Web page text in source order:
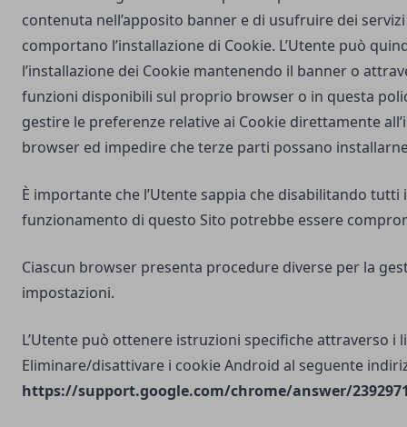
contenuta nell’apposito banner e di usufruire dei
comportano l’installazione di Cookie. L’Utente può
l’installazione dei Cookie mantenendo il banner o
funzioni disponibili sul proprio browser o in questa
gestire le preferenze relative ai Cookie direttamente
browser ed impedire che terze parti possano
È importante che l’Utente sappia che disabilitando tutti
funzionamento di questo Sito potrebbe essere
Ciascun browser presenta procedure diverse per la
impostazioni.
L’Utente può ottenere istruzioni specifiche attraverso i
Eliminare/disattivare i cookie Android al seguente
https://support.google.com/chrome/answer/